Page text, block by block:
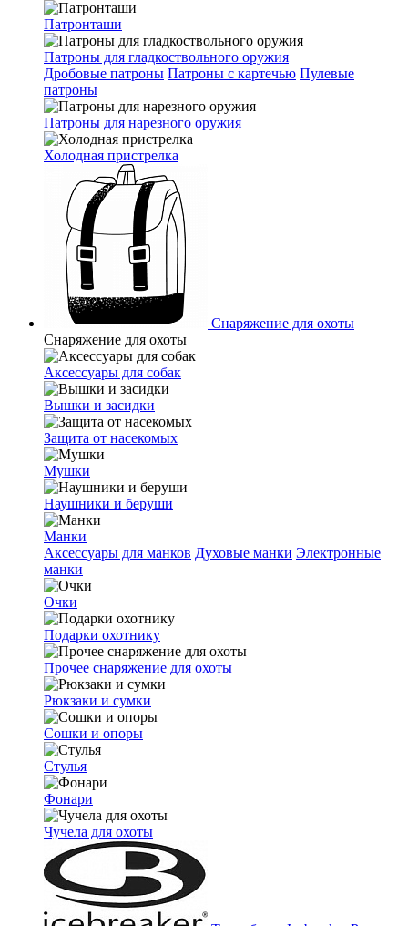
Патронташи
Патроны для гладкоствольного оружия
Дробовые патроны Патроны с картечью Пулевые
патроны
Патроны для нарезного оружия
Холодная пристрелка
Снаряжение для охоты
Снаряжение для охоты
Аксессуары для собак
Вышки и засидки
Защита от насекомых
Мушки
Наушники и беруши
Манки
Аксессуары для манков Духовые манки Электронные
манки
Очки
Подарки охотнику
Прочее снаряжение для охоты
Рюкзаки и сумки
Сошки и опоры
Стулья
Фонари
Чучела для охоты